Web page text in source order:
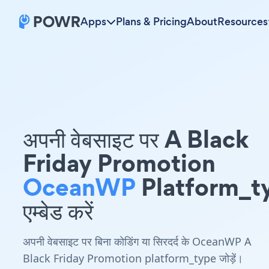
Apps Plans & PricingAboutResources
अपनी वेबसाइट पर A Black
Friday Promotion
OceanWP
एम्बेड करें
अपनी वेबसाइट पर बिना कोडिंग या सिरदर्द के OceanWP A
Black Friday Promotion platform_type जोड़ें।